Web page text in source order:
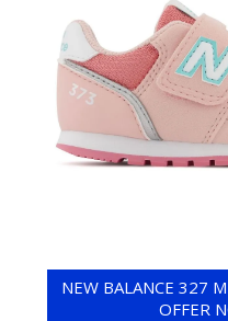
NEW BALANCE 327
OFFER